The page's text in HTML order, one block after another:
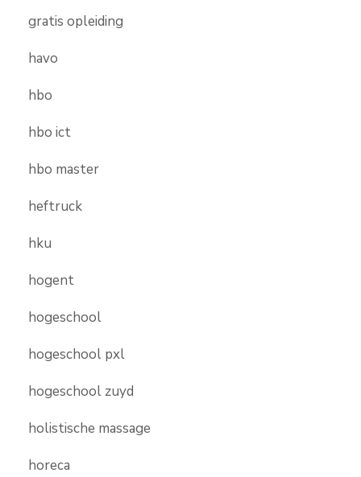
gratis opleiding
havo
hbo
hbo ict
hbo master
heftruck
hku
hogent
hogeschool
hogeschool pxl
hogeschool zuyd
holistische massage
horeca